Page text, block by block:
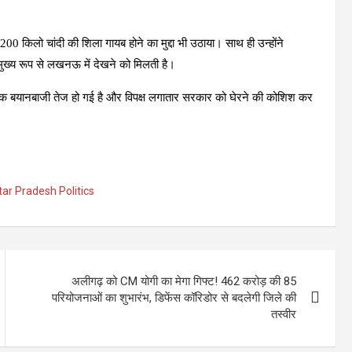
किलो चांदी की शिला गायब होने का मुद्दा भी उठाया। साथ ही उन्होंने
मुख्य रूप से लखनऊ में देखने को मिलती है।
तेज हो गई है और विपक्ष लगातार सरकार को घेरने की कोशिश कर
Pradesh Politics
अलीगढ़ को CM योगी का मेगा गिफ्ट! 462 करोड़ की 85
परियोजनाओं का शुभारंभ, डिफेंस कॉरिडोर से बदलेगी जिले की
तस्वीर